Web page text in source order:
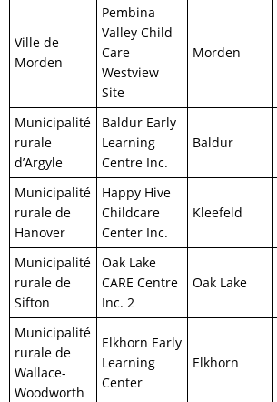
Ville de
Morden
Pembina
Valley Child
Care
Westview
Site
Morden
Municipalité
rurale
d’Argyle
Baldur Early
Learning
Centre Inc.
Baldur
Municipalité
rurale de
Hanover
Happy Hive
Childcare
Center Inc.
Kleefeld
Municipalité
rurale de
Sifton
Oak Lake
CARE Centre
Inc. 2
Oak Lake
Municipalité
rurale de
Wallace-
Woodworth
Elkhorn Early
Learning
Center
Elkhorn